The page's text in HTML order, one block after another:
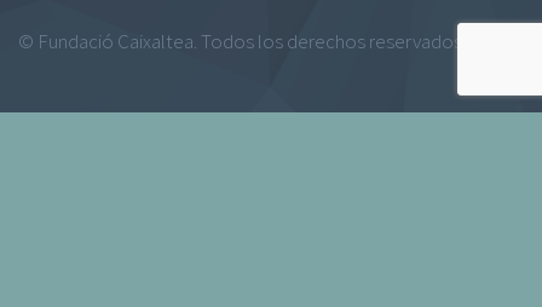
© Fundació Caixaltea. Todos los derechos reservados